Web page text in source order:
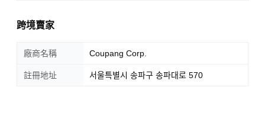
跨境賣家
廠商名稱 Coupang Corp.
註冊地址 서울특별시 송파구 송파대로 570